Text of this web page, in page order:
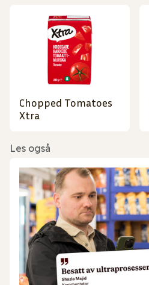
Chopped Tomatoes
Xtra
Les også